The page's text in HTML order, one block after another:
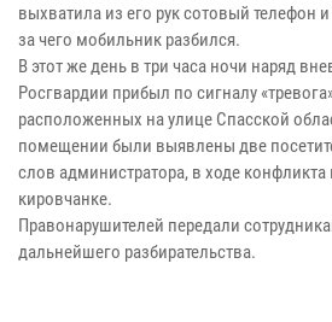
выхватила из его рук сотовый телефон
за чего мобильник разбился.
В этот же день в три часа ночи наряд
Росгвардии прибыл по сигналу
расположенных на улице Спасской
помещении были выявлены две
слов администратора, в ходе
кировчанке.
Правонарушителей передали
дальнейшего разбирательства.